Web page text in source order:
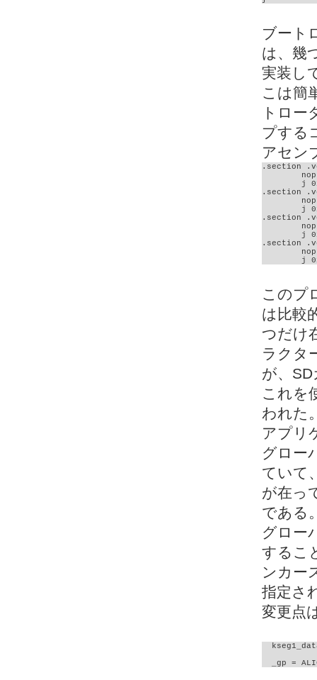
ブート
は、幾
実装し
こは簡
トロー
プする
アセン
.section
.section
.section
.section
j
このプ
は比較
つだけ
ラクタ
が、
これを
われた
アプリ
グロー
ていて
が在っ
である
グロー
するこ
ンカー
指定さ
変更点
_gp =